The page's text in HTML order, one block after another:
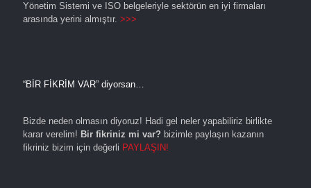
Yönetim Sistemi ve ISO belgeleriyle sektörün en iyi firmaları
arasında yerini almıştır. >>>
“BİR FİKRİM VAR” diyorsan…
Bizde neden olmasın diyoruz! Hadi gel neler yapabiliriz birlikte
karar verelim! Bir fikriniz mi var? bizimle paylaşın kazanın
fikriniz bizim için değerli PAYLAŞIN!